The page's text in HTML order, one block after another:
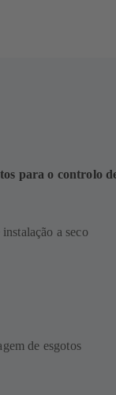
para o controlo
a seco
de esgotos